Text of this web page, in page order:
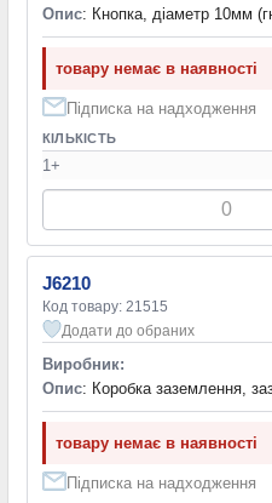
Опис: Кнопка, діаметр 10мм
товару немає в наявності
Підписка на надходження
КІЛЬКІСТЬ
1+
J6210
Код товару: 21515
Додати до обраних
Виробник:
Опис: Коробка заземлення,
товару немає в наявності
Підписка на надходження